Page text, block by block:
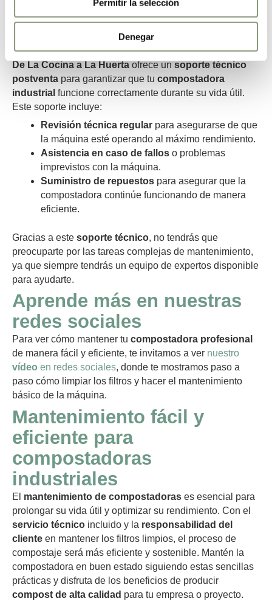
Permitir la selección
Denegar
Importancia del soporte
técnico postventa
De La Cocina a La Huerta ofrece un soporte técnico
postventa para garantizar que tu compostadora
industrial funcione correctamente durante su vida útil.
Este soporte incluye:
Revisión técnica regularpara asegurarse de que
la máquina esté operando al máximo rendimiento.
Asistencia en caso de falloso problemas
imprevistos con la máquina.
Suministro de repuestospara asegurar que la
compostadora continúe funcionando de manera
eficiente.
Gracias a este soporte técnico, no tendrás que
preocuparte por las tareas complejas de mantenimiento,
ya que siempre tendrás un equipo de expertos disponible
para ayudarte.
Aprende más en nuestras
redes sociales
Para ver cómo mantener tu compostadora profesional
de manera fácil y eficiente, te invitamos a ver nuestro
vídeo en redes sociales, donde te mostramos paso a
paso cómo limpiar los filtros y hacer el mantenimiento
básico de la máquina.
Mantenimiento fácil y
eficiente para
compostadoras
industriales
El mantenimiento de compostadoras es esencial para
prolongar su vida útil y optimizar su rendimiento. Con el
servicio técnico incluido y la responsabilidad del
cliente en mantener los filtros limpios, el proceso de
compostaje será más eficiente y sostenible. Mantén la
compostadora en buen estado siguiendo estas sencillas
prácticas y disfruta de los beneficios de producir
compost de alta calidad para tu empresa o proyecto.